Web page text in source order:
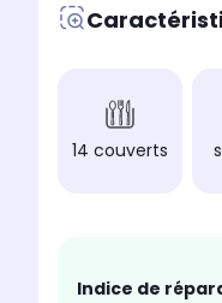
14 couverts
Indice de